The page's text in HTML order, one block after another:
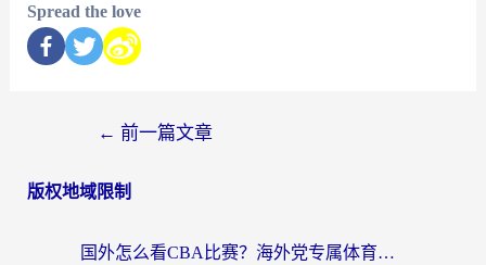
Spread the love
← 前一篇文章
版权地域限制
国外怎么看CBA比赛？海外党专属体育直播指南，告别地区限制看球自由